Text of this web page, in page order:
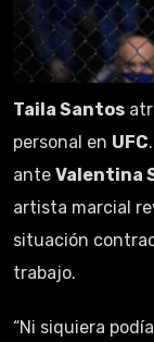
Taila Santos
personal en UFC
ante Valentina
artista marcial
situación
trabajo.
“Ni siquiera